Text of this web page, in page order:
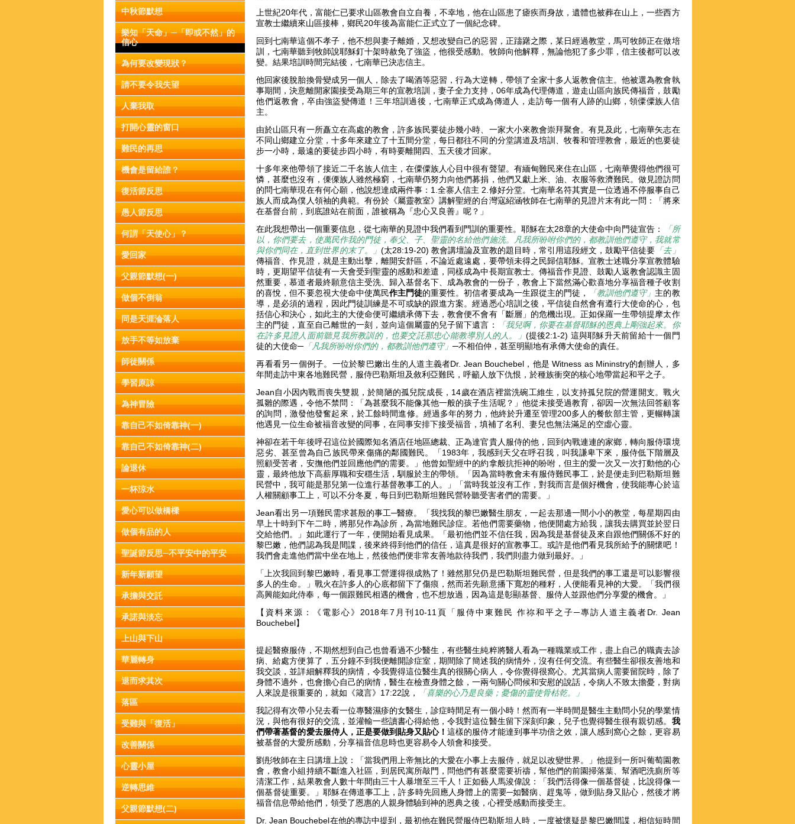
中秋節默想
樂知「天命」─「即或不然」的
信心
為何要改變現狀？
請不要令我失望
人棄我取
打開心靈的窗口
難民的再思
機會是留給誰？
復活節反思
愚人節反思
何謂「天使心」？
愛回家
父親節默想(一)
做個不倒翁
同是天涯淪落人
放手不等如放棄
師徒關係
學習原諒
為神冒險
靠自己不如倚靠神(一)
靠自己不如倚靠神(二)
論退休
一杯涼水
愛心可以做橋樑
做個有品的人
聖誕節反思─不平安中的平安
新年新願望
承擔與交託
承諾與淡忘
上山與下山
華麗轉身
退而求其次
落區
受難與「復活」
改善關係
心靈小屋
逆轉思維
父親節默想(二)
上世紀20年代，富能仁已要求山區教會自立自養，不幸地，他在山區患了瘧疾而身故，遺體也被葬在山上，一些西方
宣教士繼續來山區接棒，鄉民20年後為富能仁正式立了一個紀念碑。
回到七南華這個不孝子，他不想與妻子離婚，又想改變自己的惡習，正躊躇之際，某日經過教堂，馬可牧師正在做培
訓，七南華聽到牧師說耶穌釘十架時赦免了強盜，他很受感動。牧師向他解釋，無論他犯了多少罪，信主後都可以改
變。結果培訓時間完結後，七南華已決志信主。
他回家後脫胎換骨變成另一個人，除去了喝酒等惡習，行為大逆轉，帶領了全家十多人返教會信主。他被選為教會執
事期間，決意離開家園接受為期三年的宣教培訓，妻子全力支持，06年成為代理傳道，遊走山區向族民傳福音，鼓勵
他們返教會，卒由強盜變傳道！三年培訓過後，七南華正式成為傳道人，走訪每一個有人跡的山鄉，領僳僳族人信
主。
由於山區只有一所矗立在高處的教會，許多族民要徒步幾小時、一家大小來教會崇拜聚會。有見及此，七南華矢志在
不同山鄉建立分堂，十多年來建立了十五間分堂，每日都往不同的分堂講道及培訓、牧養和管理教會，最近的也要徒
步一小時，最遠的要徒步四小時，有時要離開四、五天後才回家。
十多年來他帶領了接近二千名族人信主，在僳僳族人心目中很有聲望。有緬甸難民來住在山區，七南華覺得他們很可
憐，甚麼也沒有，傈傈族人雖然極窮，七南華仍努力向他們募捐，他們又獻上米、油、衣服等救濟難民。做見證訪問
的問七南華現在有何心願，他說想達成兩件事：1.全寨人信主 2.修好分堂。七南華名符其實是一位透過不停服事自己
族人而成為僕人領袖的典範。有份於《屬靈教室》講解聖經的台灣寇紹涵牧師在七南華的見證片末有此一問：「將來
在基督台前，到底誰站在前面，誰被稱為『忠心又良善』呢？」
在此我想帶出一個重要信息，從七南華的見證中我們看到門訓的重要性。耶穌在太28章的大使命中向門徒宣告：
「所
以，你們要去，使萬民作我的門徒，奉父、子、聖靈的名給他們施洗。凡我所吩咐你們的，都教訓他們遵守，我就常
與你們同在，直到世界的末了。」 (太28:19-20) 教會講壇論及宣教的題目時，常引用這段經文，鼓勵平信徒要 「去」
傳福音、作見證，就是主動出擊，離開安舒區，不論近處遠處，要帶領未得之民歸信耶穌。宣教士述職分享宣教體驗
時，更期望平信徒有一天會受到聖靈的感動和差遣，同樣成為中長期宣教士。傳福音作見證、鼓勵人返教會認識主固
然重要，慕道者最終願意信主受洗、歸入基督名下、成為教會的一份子，教會上下當然滿心歡喜地分享福音種子收割
的喜悅，但不要忽視大使命中使萬民作主門徒的重要性。初信者要成為一生跟從主的門徒， 「教訓他們遵守」 主的教
導，是必須的過程，因此門徒訓練是不可或缺的跟進方案。經過悉心培訓之後，平信徒自然會有遵行大使命的心，包
括信心和決心，如此主的大使命便可繼續承傳下去，教會便不會有「斷層」的危機出現。正如保羅一生帶領提摩太作
主的門徒，直至自己離世的一刻，並向這個屬靈的兒子留下遺言：
「我兒啊，你要在基督耶穌的恩典上剛強起來。你
在許多見證人面前聽見我所教訓的，也要交託那忠心能教導別人的人。」 (提後2:1-2) 這與耶穌升天前留給十一個門
徒的大使命─ 「凡我所吩咐你們的，都教訓他們遵守」─不相伯仲，甚至明顯地有承傳大使命的責任。
再看看另一個例子。一位於黎巴嫩出生的人道主義者Dr. Jean Bouchebel，他是 Witness as Mininstry的創辦人，多
年間走訪中東各地難民營，服侍巴勒斯坦及敘利亞難民，呼籲人放下仇恨，於種族衝突的核心地帶當起和平之子。
Jean自小因內戰而喪失雙親，於簡陋的孤兒院成長，14歲在酒店裡當洗碗工維生，以支持孤兒院的營運開支。戰火
孤雛的際遇，令他不禁問：「為甚麼我不能像其他一般的孩子生活呢？」他從未接受過教育，卻因一次無法回答顧客
的詢問，激發他發奮起來，於工餘時間進修。經過多年的努力，他終於升遷至管理200多人的餐飲部主管，更輾轉讓
他遇見一位生命被福音改變的同事，在同事安排下接受福音，填補了名利、妻兒也無法滿足的空虛心靈。
神卻在若干年後呼召這位於國際知名酒店任地區總裁、正為達官貴人服侍的他，回到內戰連連的家鄉，轉向服侍環境
惡劣、甚至曾為自己族民帶來傷痛的鄰國難民。「1983年，我感到天父在呼召我，叫我謙卑下來，服侍低下階層及
照顧受苦者，安撫他們並回應他們的需要。」他曾如聖經中的約拿般抗拒神的吩咐，但主的愛一次又一次打動他的心
靈，最終他放下高薪厚職和安穩生活，馴服於主的帶領。「因為當時教會未有服侍難民事工，於是便走到巴勒斯坦難
民營中，我可能是那兒第一位進行基督教事工的人。」「當時我並沒有工作，對我而言是個好機會，使我能專心於這
人權關顧事工上，可以不分冬夏，每日到巴勒斯坦難民營聆聽受害者們的需要。」
Jean看出另一項難民需求甚殷的事工─醫療。「我找我的黎巴嫩醫生朋友，一起去那邊一間小小的教堂，每星期四由
早上十時到下午二時，將那兒作為診所，為當地難民診症。若他們需要藥物，他便開處方給我，讓我去購買並於翌日
交給他們。」如此運行了一年，便開始看見成果。「最初他們並不信任我，因為我是基督徒及來自跟他們關係不好的
黎巴嫩，他們認為我是間諜，後來終得到他們的信任，這真是很好的宣教事工。或許是他們看見我所給予的關懷吧！
我們會走進他們當中坐在地上，然後他們便非常友善地款待我們，我們則盡力做到最好。」
「上次我回到黎巴嫩時，看見事工營運得很成熟了！雖然那兒仍是巴勒斯坦難民營，但是我們的事工還是可以影響很
多人的生命。」戰火在許多人的心底都留下了傷痕，然而若先願意播下寬恕的種籽，人便能看見神的大愛。「我們很
高興能如此侍奉，每一個跟難民相遇的機會，也不想放過，因為這是彰顯基督、服侍人並跟他們分享愛的機會。」
【資料來源：《電影心》2018年7月刊10-11頁「服侍中東難民 作祢和平之子─專訪人道主義者Dr. Jean
Bouchebel】
提起醫療服侍，不期然想到自己也曾看過不少醫生，有些醫生純粹將醫人看為一種職業或工作，盡上自己的職責去診
病、給處方便算了，五分鐘不到我便離開診症室，期間除了簡述我的病情外，沒有任何交流。有些醫生卻很友善地和
我交談，並詳細解釋我的病情，令我覺得這位醫生真的很關心病人，令你覺得很窩心。尤其當病人需要留院時，除了
身體不適外，也會擔心自己的病情，醫生在檢查身體之餘，一兩句關心問候和安慰的說話，令病人不致太擔憂，對病
人來說是很重要的，就如《箴言》17:22說，
「喜樂的心乃是良藥；憂傷的靈使骨枯乾。」
我記得有次帶小兒去看一位專醫濕疹的女醫生，診症時間足有一個小時！然而有一半時間是醫生主動問小兒的學業情
況，與他有很好的交流，並灌輸一些讀書心得給他，令我對這位醫生留下深刻印象，兒子也覺得醫生很有親切感。 我
們帶著基督的愛去服侍人 ，正是要做到貼身又貼心！這樣的服侍才能達到事半功倍之效，讓人感到窩心之餘，更容易
被基督的大愛所感動，分享福音信息時也更容易令人領會和接受。
劉彤牧師在主日講壇上說：「當我們用上帝無比的大愛在小事上去服侍，就足以改變世界。」他提到一所叫葡萄園教
會，教會小組持續不斷進入社區，到居民寓所敲門，問他們有甚麼需要祈禱，幫他們的前園掃落葉、幫酒吧洗廁所等
清潔工作，結果教會人數十年間由三十人暴增至三千人！正如藝人馬浚偉說：「我們活得像一個基督徒，比說得像一
個基督徒重要。」耶穌在傳道事工上，許多時先回應人身體上的需要─如醫病、趕鬼等，做到貼身又貼心，然後才將
福音信息帶給他們，領受了恩惠的人親身體驗到神的恩典之後，心裡受感動而接受主。
Dr. Jean Bouchebel在他的專訪中提到，最初他在難民營服侍巴勒斯坦人時，一度被懷疑是黎巴嫩間諜，相信短時間